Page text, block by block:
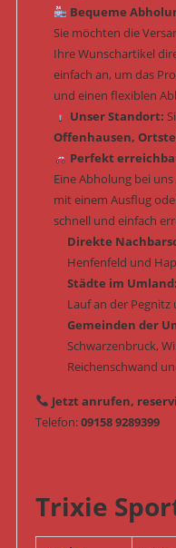
Bequeme
Sie möchten die
Ihre Wunschartikel
einfach an, um das
und einen flexiblen
Unser Standort:
Offenhausen,
Perfekt
Eine Abholung bei
mit einem Ausflug
schnell und einfach
Direkte
Henfenfeld und
Städte im Umland:
Lauf an der
Gemeinden der
Schwarzenbruck,
Reichenschwand
Jetzt anrufen,
Telefon:09158 9289399
Trixie